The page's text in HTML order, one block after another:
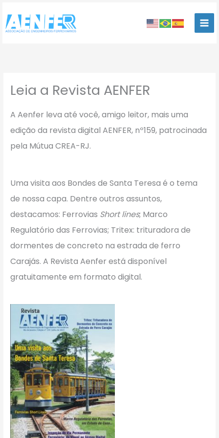
para
conteúdo
Leia a Revista AENFER
A Aenfer leva até você, amigo leitor, mais uma
edição da revista digital AENFER, nº159, patrocinada
pela Mútua CREA-RJ.
Uma visita aos Bondes de Santa Teresa é o tema
de nossa capa. Dentre outros assuntos,
destacamos: Ferrovias Short lines; Marco
Regulatório das Ferrovias; Tritex: trituradora de
dormentes de concreto na estrada de ferro
Carajás. A Revista Aenfer está disponível
gratuitamente em formato digital.